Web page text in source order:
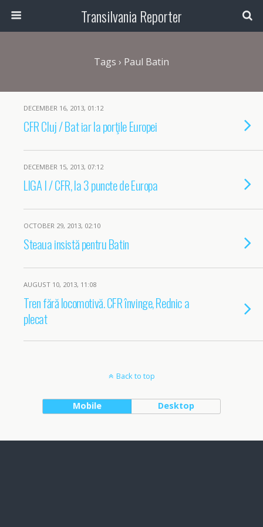
Transilvania Reporter
Tags › Paul Batin
DECEMBER 16, 2013, 01:12
CFR Cluj / Bat iar la porţile Europei
DECEMBER 15, 2013, 07:12
LIGA I / CFR, la 3 puncte de Europa
OCTOBER 29, 2013, 02:10
Steaua insistă pentru Batin
AUGUST 10, 2013, 11:08
Tren fără locomotivă. CFR învinge, Rednic a
plecat
Back to top
Mobile Desktop